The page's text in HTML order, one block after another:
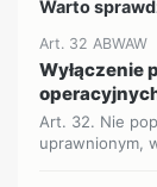
Warto
Art. 32 ABWAW
Wyłączenie
Art. 32. Nie
uprawnionym,